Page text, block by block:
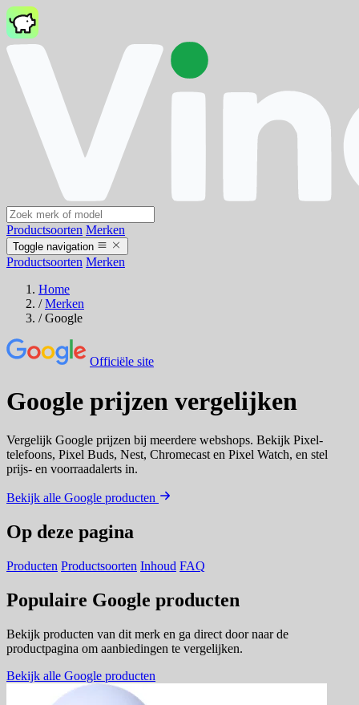
Productsoorten Merken
Toggle navigation
Productsoorten Merken
Home
/ Merken
/ Google
Officiële site
Google prijzen vergelijken
Vergelijk Google prijzen bij meerdere webshops. Bekijk Pixel-
telefoons, Pixel Buds, Nest, Chromecast en Pixel Watch, en stel
prijs- en voorraadalerts in.
Bekijk alle Google producten
Op deze pagina
Producten Productsoorten Inhoud FAQ
Populaire Google producten
Bekijk producten van dit merk en ga direct door naar de
productpagina om aanbiedingen te vergelijken.
Bekijk alle Google producten